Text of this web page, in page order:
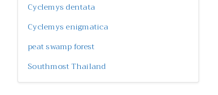
Cyclemys dentata
Cyclemys enigmatica
peat swamp forest
Southmost Thailand